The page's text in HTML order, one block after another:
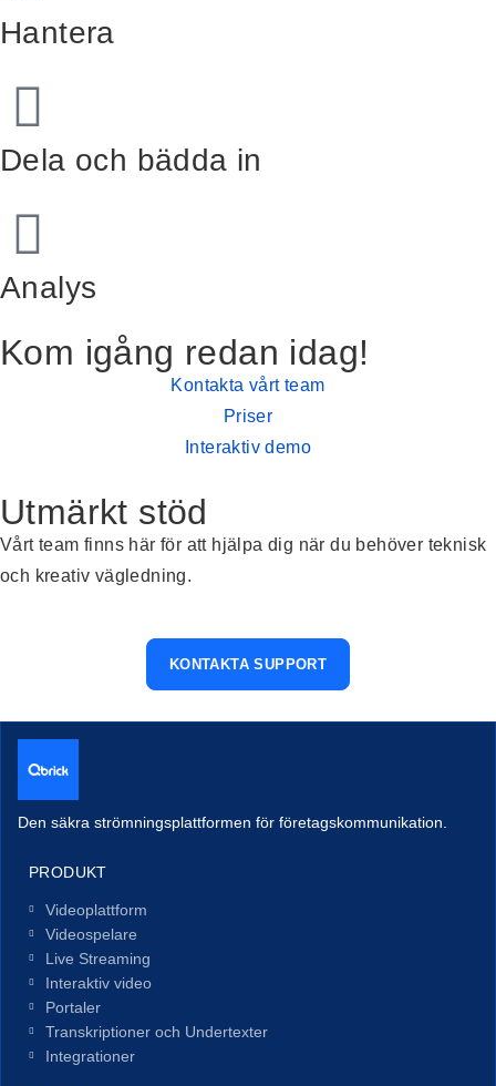
Hantera
Dela och bädda in
Analys
Kom igång redan idag!
Kontakta vårt team
Priser
Interaktiv demo
Utmärkt stöd
Vårt team finns här för att hjälpa dig när du behöver teknisk
och kreativ vägledning.
KONTAKTA SUPPORT
Den säkra strömningsplattformen för företagskommunikation.
PRODUKT
Videoplattform
Videospelare
Live Streaming
Interaktiv video
Portaler
Transkriptioner och Undertexter
Integrationer